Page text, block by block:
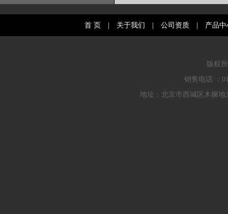
首 页 关于我们 公司资质 产品中
版权
销售电话 ：
地址：北京市西城区木樨地